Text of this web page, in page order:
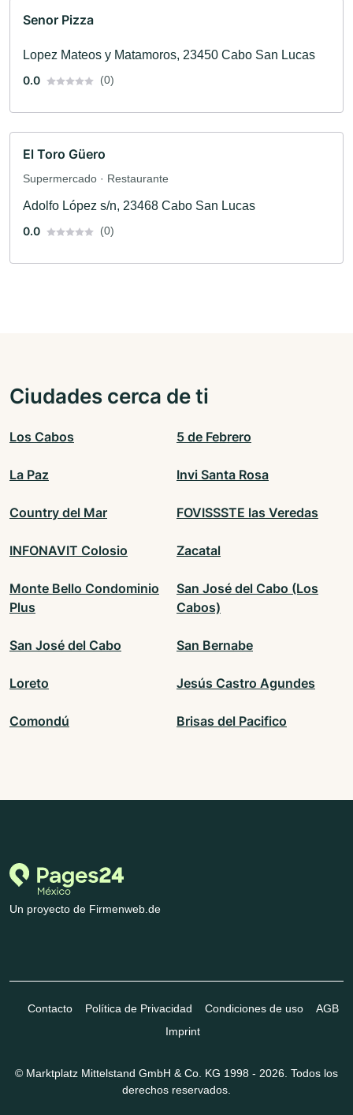
Senor Pizza
Lopez Mateos y Matamoros, 23450 Cabo San Lucas
0.0
(0)
El Toro Güero
Supermercado · Restaurante
Adolfo López s/n, 23468 Cabo San Lucas
0.0
(0)
Ciudades cerca de ti
Los Cabos 5 de Febrero
La Paz Invi Santa Rosa
Country del Mar FOVISSSTE las Veredas
INFONAVIT Colosio Zacatal
Monte Bello Condominio
Plus
San José del Cabo (Los
Cabos)
San José del Cabo San Bernabe
Loreto Jesús Castro Agundes
Comondú Brisas del Pacifico
Un proyecto de Firmenweb.de
Contacto Política de Privacidad Condiciones de uso
AGB
Imprint
© Marktplatz Mittelstand GmbH & Co. KG 1998 - 2026. Todos los
derechos reservados.